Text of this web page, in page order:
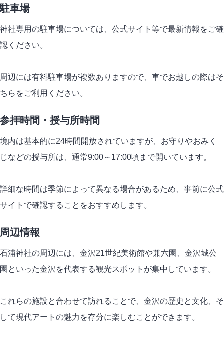
駐車場
神社専用の駐車場については、公式サイト等で最新情報をご確
認ください。
周辺には有料駐車場が複数ありますので、車でお越しの際はそ
ちらをご利用ください。
参拝時間・授与所時間
境内は基本的に24時間開放されていますが、お守りやおみく
じなどの授与所は、通常9:00～17:00頃まで開いています。
詳細な時間は季節によって異なる場合があるため、事前に公式
サイトで確認することをおすすめします。
周辺情報
石浦神社の周辺には、金沢21世紀美術館や兼六園、金沢城公
園といった金沢を代表する観光スポットが集中しています。
これらの施設と合わせて訪れることで、金沢の歴史と文化、そ
して現代アートの魅力を存分に楽しむことができます。